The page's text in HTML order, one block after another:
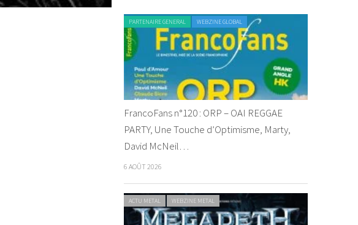
PARTENAIRE GENERAL WEBZINE GLOBAL
FrancoFans n°120 : ORP – OAI REGGAE
PARTY, Une Touche d’Optimisme, Marty,
David McNeil…
6 AOÛT 2026
ACTU METAL WEBZINE METAL